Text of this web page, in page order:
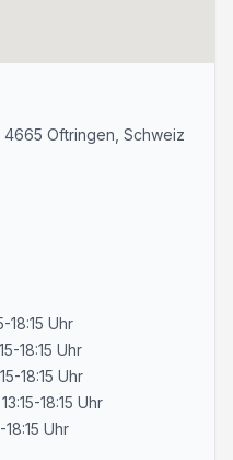
4665 Oftringen, Schweiz
18:15 Uhr
18:15 Uhr
18:15 Uhr
18:15 Uhr
Uhr